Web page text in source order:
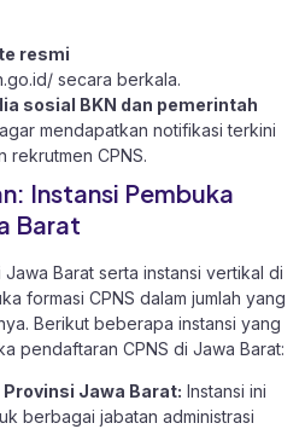
resmi
secara berkala.
sosial BKN dan pemerintah
agar mendapatkan notifikasi terkini
rekrutmen CPNS.
Instansi Pembuka
Barat
Barat serta instansi vertikal di
formasi CPNS dalam jumlah yang
Berikut beberapa instansi yang
pendaftaran CPNS di Jawa Barat:
Jawa Barat: Instansi ini
berbagai jabatan administrasi